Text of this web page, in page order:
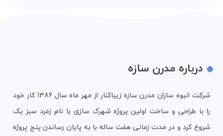
درباره مدرن سازه
شرکت انبوه سازان مدرن سازه زیباکنار از مهر ماه سال 1386 کار خود
را با طراحی و ساخت اولین پروژه شهرک سازی با نام زمرد سبز یک
شروع کرد و در مدت زمانی هفت ساله با به پایان رساندن پنج پروژه